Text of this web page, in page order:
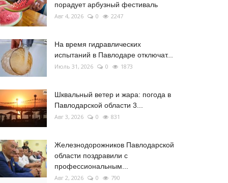
порадует арбузный фестиваль
Авг 4, 2026 0 2247
На время гидравлических
испытаний в Павлодаре отключат...
Июль 31, 2026 0 1873
Шквальный ветер и жара: погода в
Павлодарской области 3...
Авг 3, 2026 0 831
Железнодорожников Павлодарской
области поздравили с
профессиональным...
Авг 2, 2026 0 790